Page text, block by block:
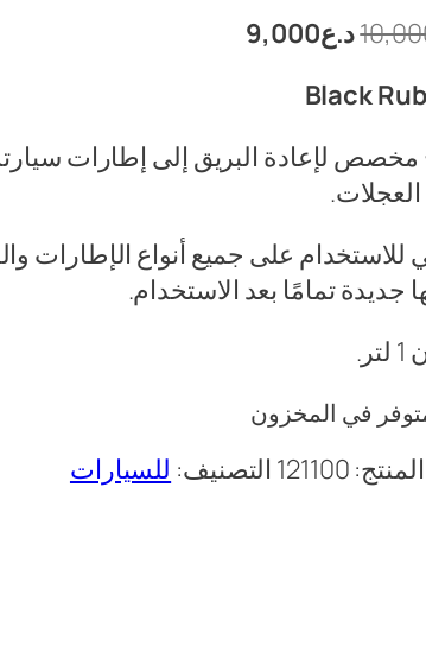
السعر
هو:
د.ع10,000.
د.ع9,000السعر
د.ع9,000.
Black
مخصص لإعادة البريق إلى إطارات
للاستخدام على جميع أنواع الإطارات
جديدة تمامًا بعد الاستخدام.
في المخزون
121100 التصنيف: للسيارات